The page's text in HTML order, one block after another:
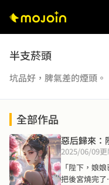
半支菸頭
坑品好，脾氣差的煙頭。
全部作品
惡后歸來：
2025/06/09
「陛下，娘
把後宮燒完